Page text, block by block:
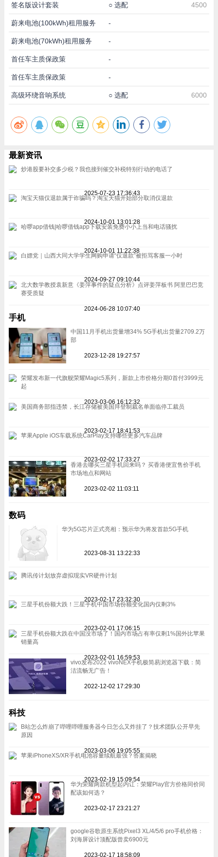
签名版设计套装 ○ 选配 4500
蔚来电池(100kWh)租用服务 -
蔚来电池(70kWh)租用服务 -
首任车主质保政策 -
首任车主质保政策 -
高级环绕音响系统 ○ 选配 6000
最新资讯
炒港股要补交多少税？我也接到催交补税特别行动的电话了
2025-07-23 17:36:43
淘宝天猫仅退款属于诈骗吗？淘宝天猫开始部分取消仅退款
2024-10-01 13:01:28
哈啰app借钱|哈啰借钱app下载安装免费小小上当和电话骚扰
2024-10-01 11:22:38
白嫖党｜山西大同大学学生网购申请“仅退款”被拒骂客服一小时
2024-09-27 09:10:44
北大数学教授袁新意《姜萍事件的疑点分析》点评姜萍板书 阿里巴巴竞
赛受质疑
2024-06-28 10:07:40
手机
中国11月手机出货量增34% 5G手机出货量2709.2万
部
2023-12-28 19:27:57
荣耀发布新一代旗舰荣耀Magic5系列，新款上市价格分期0首付3999元
起
2023-03-06 16:12:32
美国商务部指违禁，长江存储被美国拜登制裁名单面临停工裁员
2023-02-17 18:41:53
苹果Apple iOS车载系统CarPlay支持哪些更多汽车品牌
2023-02-02 17:33:27
香港去哪买三星手机回来吗？ 买香港便宜售价手机
市场地点和网站
2023-02-02 11:03:11
数码
华为5G芯片正式亮相：预示华为将发首款5G手机
2023-08-31 13:22:33
腾讯传计划放弃虚拟现实VR硬件计划
2023-02-17 23:32:30
三星手机份额大跌！三星手机中国市场份额变化国内仅剩3%
2023-02-01 17:06:15
三星手机份额大跌在中国没市场了！国内市场占有率仅剩1%国外比苹果
销量高
2023-02-01 16:59:53
vivo发布2022 vivoNEX手机极简易浏览器下载：简
洁流畅无广告！
2022-12-02 17:29:30
科技
B站怎么炸崩了哔哩哔哩服务器今日怎么又炸挂了？技术团队公开早先
原因
2023-03-06 19:05:55
苹果iPhoneXS/XR手机电池容量续航最强？答案揭晓
2023-02-19 15:09:54
华为荣耀两款机型起内讧：荣耀Play官方价格同价同
配该如何选？
2023-02-17 23:21:27
google谷歌原生系统Pixel3 XL/4/5/6 pro手机价格：
刘海屏设计顶配版曾卖6900元
2023-02-17 18:58:09